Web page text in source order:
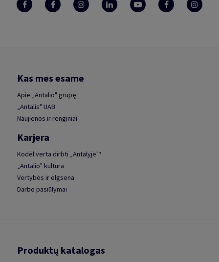
Kas mes esame
Apie „Antalio" grupę
„Antalis" UAB
Naujienos ir renginiai
Karjera
Kodėl verta dirbti „Antalyje"?
„Antalio" kultūra
Vertybės ir elgsena
Darbo pasiūlymai
Produktų katalogas